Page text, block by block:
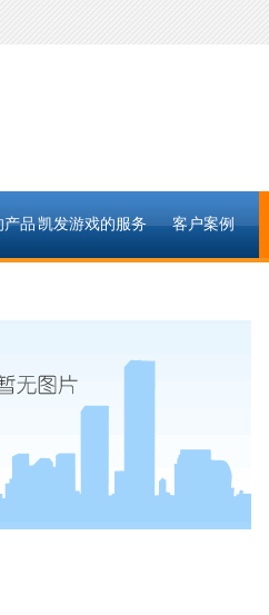
产品凯发游戏的服务 客户案例